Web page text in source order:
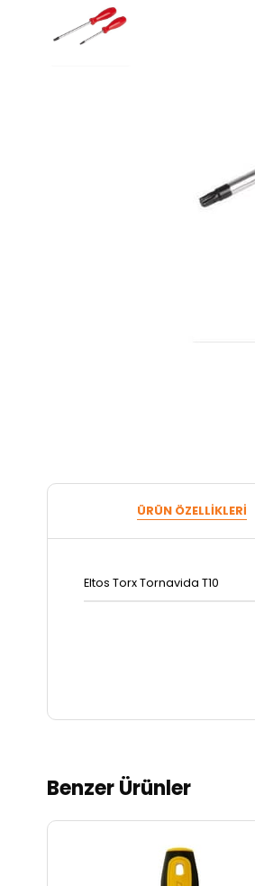
ÜRÜN ÖZELLIKLERI
Eltos Torx Tornavida T10
Benzer Ürünler